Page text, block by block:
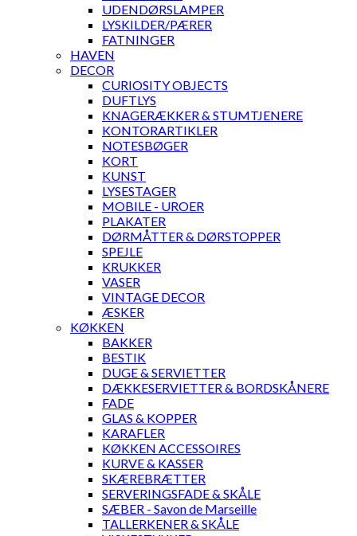
UDENDØRSLAMPER
LYSKILDER/PÆRER
FATNINGER
HAVEN
DECOR
CURIOSITY OBJECTS
DUFTLYS
KNAGERÆKKER & STUMTJENERE
KONTORARTIKLER
NOTESBØGER
KORT
KUNST
LYSESTAGER
MOBILE - UROER
PLAKATER
DØRMÅTTER & DØRSTOPPER
SPEJLE
KRUKKER
VASER
VINTAGE DECOR
ÆSKER
KØKKEN
BAKKER
BESTIK
DUGE & SERVIETTER
DÆKKESERVIETTER & BORDSKÅNERE
FADE
GLAS & KOPPER
KARAFLER
KØKKEN ACCESSOIRES
KURVE & KASSER
SKÆREBRÆTTER
SERVERINGSFADE & SKÅLE
SÆBER - Savon de Marseille
TALLERKENER & SKÅLE